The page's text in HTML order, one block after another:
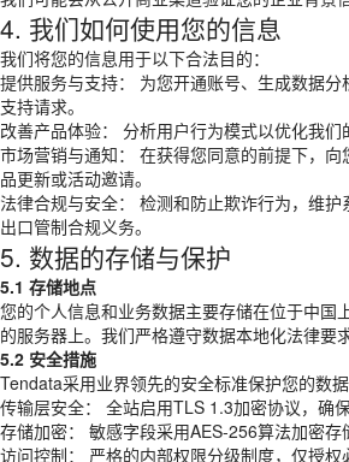
4. 我们如何使用您的信息
我们将您的信息用于以下合法目的：
提供服务与支持： 为您开通账号、生成数据
支持请求。
改善产品体验： 分析用户行为模式以优化我们
市场营销与通知： 在获得您同意的前提下，
品更新或活动邀请。
法律合规与安全： 检测和防止欺诈行为，维
出口管制合规义务。
5. 数据的存储与保护
5.1 存储地点
您的个人信息和业务数据主要存储在位于中国
的服务器上。我们严格遵守数据本地化法律要求
5.2 安全措施
Tendata采用业界领先的安全标准保护您的数据
传输层安全： 全站启用TLS 1.3加密协议，确
存储加密： 敏感字段采用AES-256算法加密存
访问控制： 严格的内部权限分级制度，仅授权